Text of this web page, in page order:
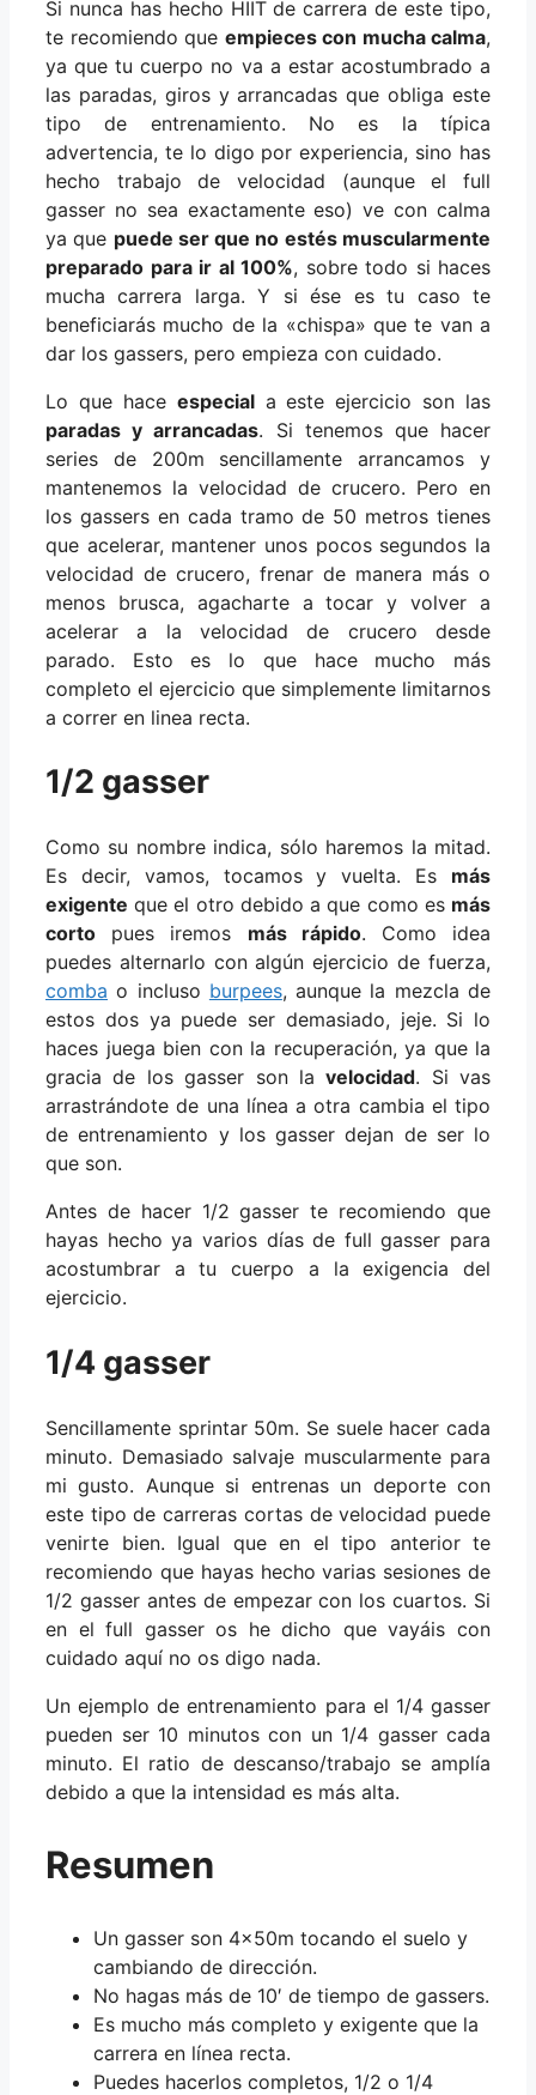
Si nunca has hecho HIIT de carrera de este tipo,
te recomiendo que empieces con mucha calma,
ya que tu cuerpo no va a estar acostumbrado a
las paradas, giros y arrancadas que obliga este
tipo de entrenamiento. No es la típica
advertencia, te lo digo por experiencia, sino has
hecho trabajo de velocidad (aunque el full
gasser no sea exactamente eso) ve con calma
ya que puede ser que no estés muscularmente
preparado para ir al 100%, sobre todo si haces
mucha carrera larga. Y si ése es tu caso te
beneficiarás mucho de la «chispa» que te van a
dar los gassers, pero empieza con cuidado.
Lo que hace especiala este ejercicio son las
paradas y arrancadas. Si tenemos que hacer
series de 200m sencillamente arrancamos y
mantenemos la velocidad de crucero. Pero en
los gassers en cada tramo de 50 metros tienes
que acelerar, mantener unos pocos segundos la
velocidad de crucero, frenar de manera más o
menos brusca, agacharte a tocar y volver a
acelerar a la velocidad de crucero desde
parado. Esto es lo que hace mucho más
completo el ejercicio que simplemente limitarnos
a correr en linea recta.
1/2 gasser
Como su nombre indica, sólo haremos la mitad.
Es decir, vamos, tocamos y vuelta. Es más
exigente que el otro debido a que como es más
corto pues iremos más rápido. Como idea
puedes alternarlo con algún ejercicio de fuerza,
comba o incluso burpees, aunque la mezcla de
estos dos ya puede ser demasiado, jeje. Si lo
haces juega bien con la recuperación, ya que la
gracia de los gasser son lavelocidad. Si vas
arrastrándote de una línea a otra cambia el tipo
de entrenamiento y los gasser dejan de ser lo
que son.
Antes de hacer 1/2 gasser te recomiendo que
hayas hecho ya varios días de full gasser para
acostumbrar a tu cuerpo a la exigencia del
ejercicio.
1/4 gasser
Sencillamente sprintar 50m. Se suele hacer cada
minuto. Demasiado salvaje muscularmente para
mi gusto. Aunque si entrenas un deporte con
este tipo de carreras cortas de velocidad puede
venirte bien. Igual que en el tipo anterior te
recomiendo que hayas hecho varias sesiones de
1/2 gasser antes de empezar con los cuartos. Si
en el full gasser os he dicho que vayáis con
cuidado aquí no os digo nada.
Un ejemplo de entrenamiento para el 1/4 gasser
pueden ser 10 minutos con un 1/4 gasser cada
minuto. El ratio de descanso/trabajo se amplía
debido a que la intensidad es más alta.
Resumen
Un gasser son 4x50m tocando el suelo y
cambiando de dirección.
No hagas más de 10′ de tiempo de gassers.
Es mucho más completo y exigente que la
carrera en línea recta.
Puedes hacerlos completos, 1/2 o 1/4